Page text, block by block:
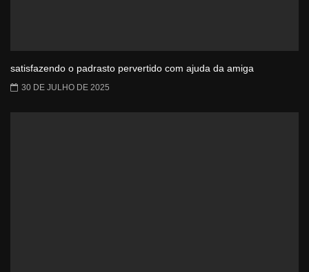
satisfazendo o padrasto pervertido com ajuda da amiga
30 DE JULHO DE 2025